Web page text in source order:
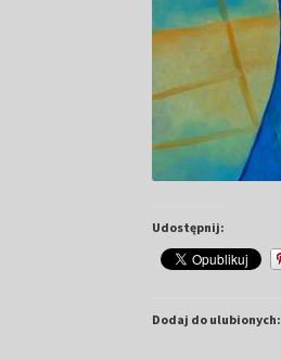
Udostępnij:
Dodaj do ulubionych: